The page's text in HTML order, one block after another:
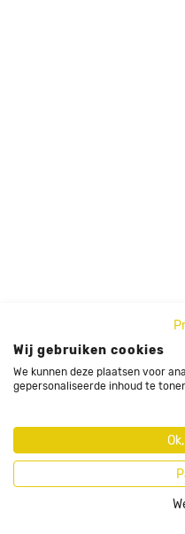
Wij gebruiken cookies
We kunnen deze plaatsen voor
gepersonaliseerde inhoud te